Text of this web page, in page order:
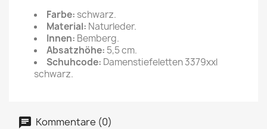
Farbe: schwarz.
Material: Naturleder.
Innen: Bemberg.
Absatzhöhe: 5,5 cm.
Schuhcode: Damenstiefeletten 3379xxl
schwarz.
Kommentare (0)